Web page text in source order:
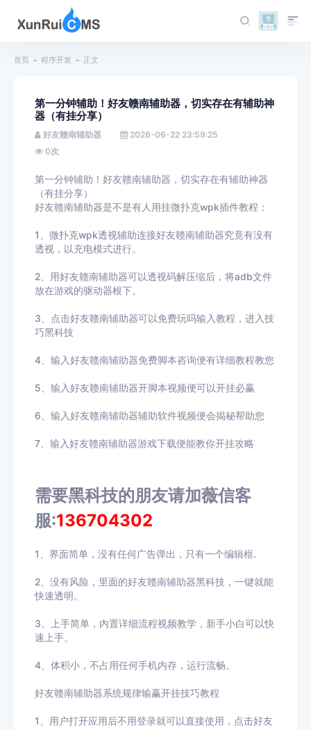
首页 程序开发 正文
第一分钟辅助！好友赣南辅助器，切实存在有辅助神
器（有挂分享）
好友赣南辅助器
2026-06-22 23:59:25
0次
第一分钟辅助！好友赣南辅助器，切实存在有辅助神器
（有挂分享）
好友赣南辅助器是不是有人用挂微扑克wpk插件教程：
1、微扑克wpk透视辅助连接好友赣南辅助器究竟有没有
透视，以充电模式进行。
2、用好友赣南辅助器可以透视码解压缩后，将adb文件
放在游戏的驱动器根下。
3、点击好友赣南辅助器可以免费玩吗输入教程，进入技
巧黑科技
4、输入好友赣南辅助器免费脚本咨询便有详细教程教您
5、输入好友赣南辅助器开脚本视频便可以开挂必赢
6、输入好友赣南辅助器辅助软件视频便会揭秘帮助您
7、输入好友赣南辅助器游戏下载便能教你开挂攻略
需要黑科技的朋友请加薇信客
服:136704302
1、界面简单，没有任何广告弹出，只有一个编辑框.
2、没有风险，里面的好友赣南辅助器黑科技，一键就能
快速透明。
3、上手简单，内置详细流程视频教学，新手小白可以快
速上手。
4、体积小，不占用任何手机内存，运行流畅。
好友赣南辅助器系统规律输赢开挂技巧教程
1、用户打开应用后不用登录就可以直接使用，点击好友